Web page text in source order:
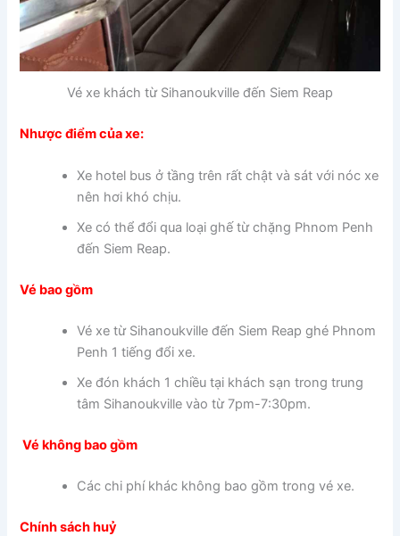
Vé xe khách từ Sihanoukville đến Siem Reap
Nhược điểm của xe:
Xe hotel bus ở tầng trên rất chật và sát với nóc xe
nên hơi khó chịu.
Xe có thể đổi qua loại ghế từ chặng Phnom Penh
đến Siem Reap.
Vé bao gồm
Vé xe từ Sihanoukville đến Siem Reap ghé Phnom
Penh 1 tiếng đổi xe.
Xe đón khách 1 chiều tại khách sạn trong trung
tâm Sihanoukville vào từ 7pm-7:30pm.
Vé không bao gồm
Các chi phí khác không bao gồm trong vé xe.
Chính sách huỷ